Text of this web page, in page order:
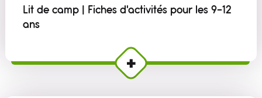
Lit de camp | Fiches d'activités pour les 9-12
ans